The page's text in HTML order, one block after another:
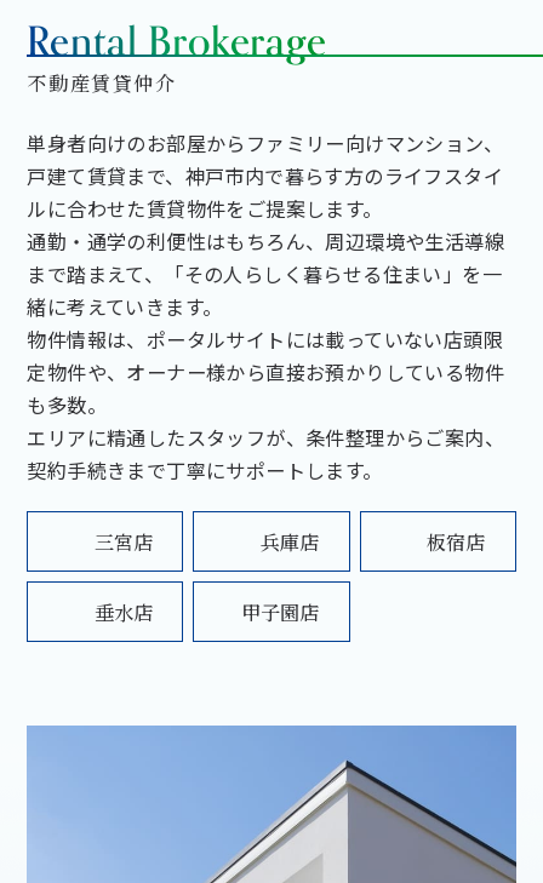
Rental Brokerage
不動産賃貸仲介
単身者向けのお部屋からファミリー向けマンション、
戸建て賃貸まで、神戸市内で暮らす方のライフスタイ
ルに合わせた賃貸物件をご提案します。
通勤・通学の利便性はもちろん、周辺環境や生活導線
まで踏まえて、「その人らしく暮らせる住まい」を一
緒に考えていきます。
物件情報は、ポータルサイトには載っていない店頭限
定物件や、オーナー様から直接お預かりしている物件
も多数。
エリアに精通したスタッフが、条件整理からご案内、
契約手続きまで丁寧にサポートします。
三宮店 兵庫店 板宿店
垂水店 甲子園店